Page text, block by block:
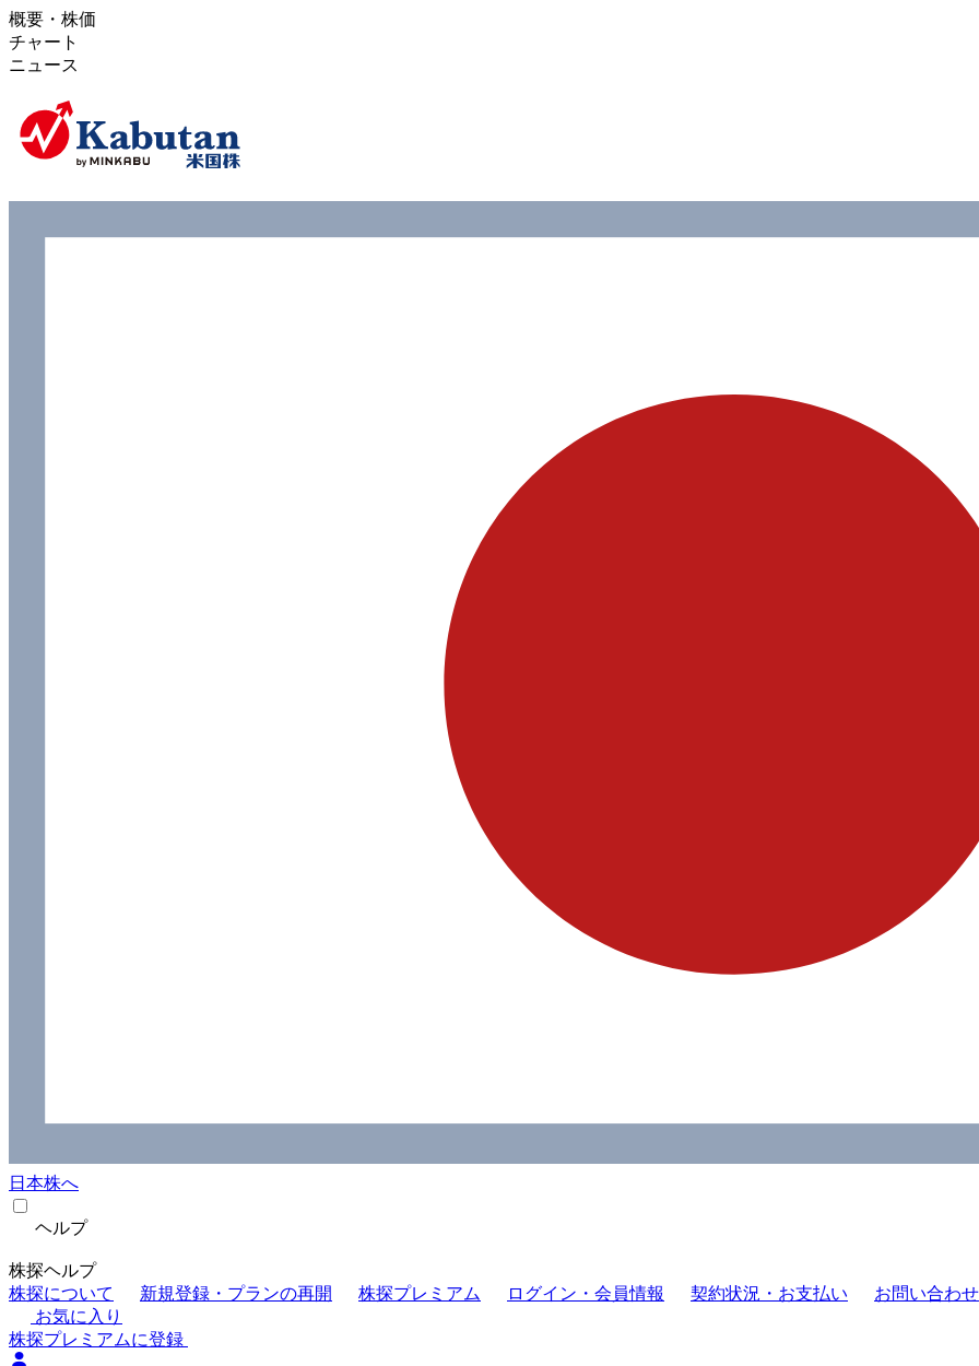
概要・株価
チャート
ニュース
日本株へ
ヘルプ
株探ヘルプ
株探について
新規登録・プランの再開 株探プレミアム ログイン・会員情報 契約状況・お支払い お問い合わせ
お気に入り
株探プレミアムに登録